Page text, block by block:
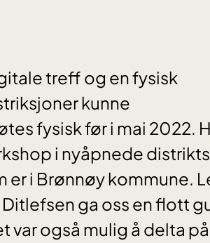
treff og en fysisk
kunne
fysisk før i mai 2022.
i nyåpnede
i Brønnøy kommune.
ga oss en flott
var også mulig å delta